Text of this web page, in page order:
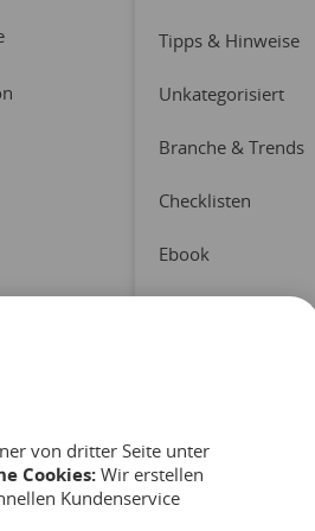
Tipps & Hinweise
Unkategorisiert
Branche & Trends
Checklisten
Ebook
Erfahrungsberichte
Produkt & Partner
von dritter Seite unter
Cookies:Wir erstellen
Kundenservice